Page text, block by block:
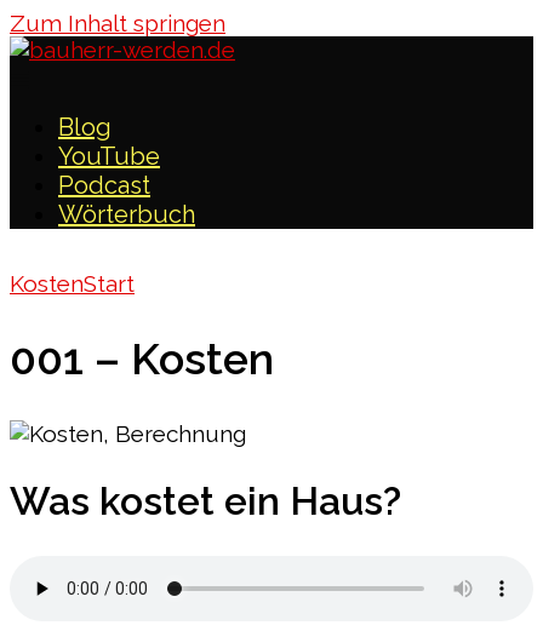
Zum Inhalt springen
Blog
YouTube
Podcast
Wörterbuch
KostenStart
001 – Kosten
Was kostet ein Haus?